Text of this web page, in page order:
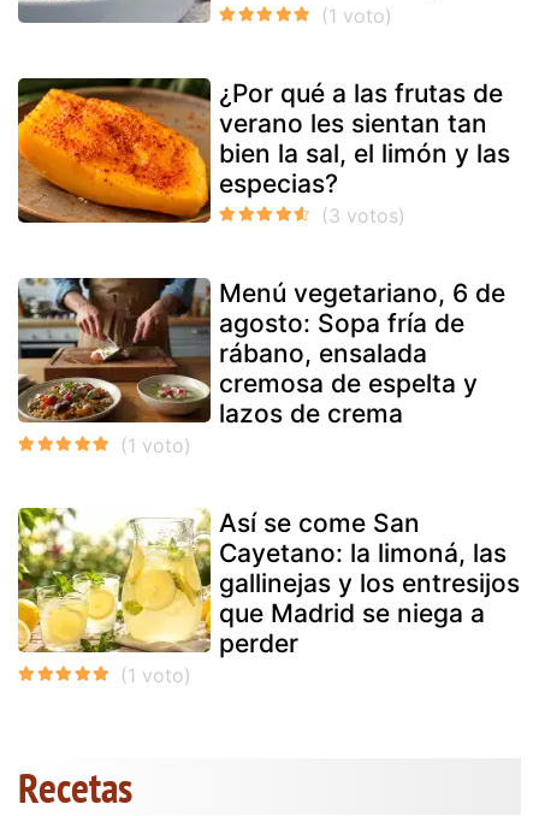
¿Por qué a las frutas de
verano les sientan tan
bien la sal, el limón y las
especias?
Menú vegetariano, 6 de
agosto: Sopa fría de
rábano, ensalada
cremosa de espelta y
lazos de crema
Así se come San
Cayetano: la limoná, las
gallinejas y los entresijos
que Madrid se niega a
perder
Recetas